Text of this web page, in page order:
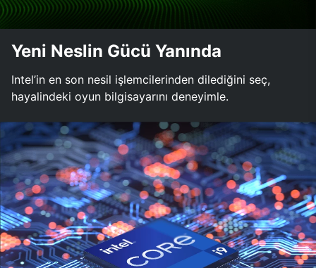
Yeni Neslin Gücü Yanında
Intel’in en son nesil işlemcilerinden dilediğini seç,
hayalindeki oyun bilgisayarını deneyimle.